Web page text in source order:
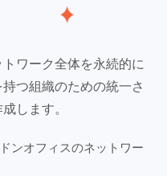
ワーク全体を永続的に
つ組織のための統一さ
します。
ンオフィスのネットワー